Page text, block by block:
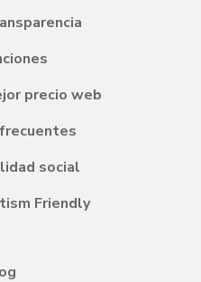
precio web
social
Friendly